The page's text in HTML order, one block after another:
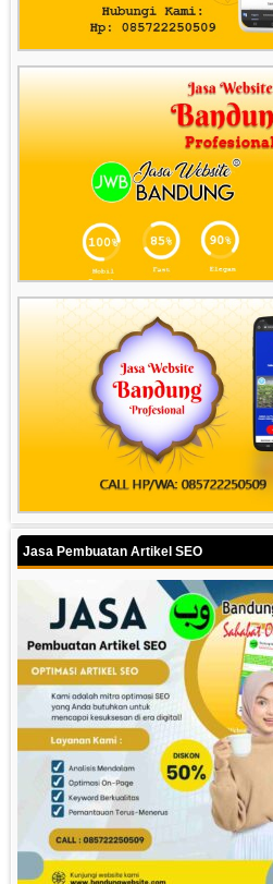
Jasa Pembuatan Artikel SEO